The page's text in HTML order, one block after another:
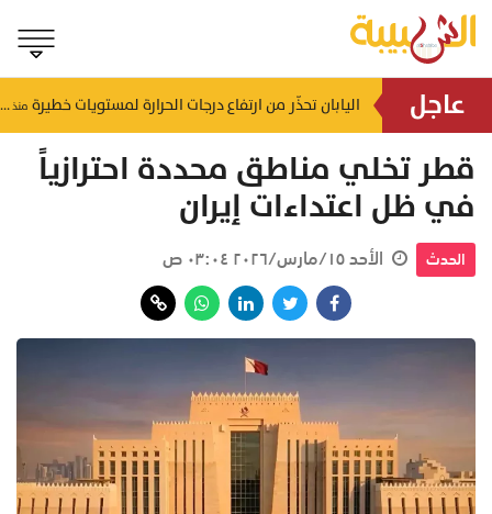
عاجل منذ ٣ ساعات
اليابان تحذّر من ارتفاع درجات الحرارة لمستويات خطيرة منذ ٤ ساعات
قطر تخلي مناطق محددة احترازياً
في ظل اعتداءات إيران
الحدث الأحد ١٥/مارس/٢٠٢٦ ٠٣:٠٤ ص